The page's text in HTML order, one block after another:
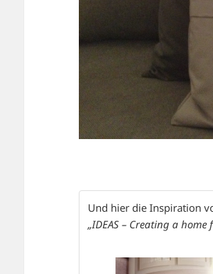
Und hier die Inspiration
„IDEAS – Creating a